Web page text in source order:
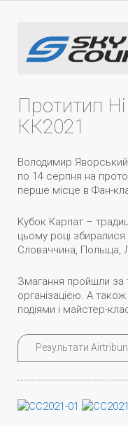
Протитип
КК2021
Володимир
по 14 серпня на
перше місце в Фан-
Кубок Карпат –
цьому році збиралися
Словаччина, Польща,
Змагання пройшли за
організацією. А
подіями і майстер-
Результати